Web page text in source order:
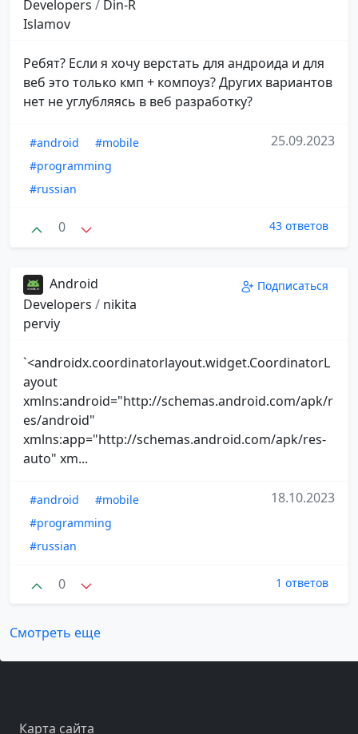
Developers / Din-R
Islamov
Ребят? Если я хочу верстать для андроида и для
веб это только кмп + компоуз? Других вариантов
нет не углубляясь в веб разработку?
#android
#mobile
#programming
#russian
25.09.2023
0 43 ответов
Android
Developers / nikita
perviy
Подписаться
`<androidx.coordinatorlayout.widget.CoordinatorL
ayout
xmlns:android="http://schemas.android.com/apk/r
es/android"
xmlns:app="http://schemas.android.com/apk/res-
auto" xm...
#android
#mobile
#programming
#russian
18.10.2023
0 1 ответов
Смотреть еще
Карта сайта